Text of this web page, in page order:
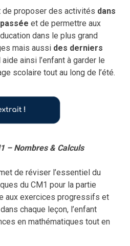
de proposer des activités dans
et de permettre aux
dans le plus grand
mais aussi des derniers
aide ainsi l’enfant à garder le
scolaire tout au long de l’été.
– Nombres & Calculs
de réviser l’essentiel du
du CM1 pour la partie
aux exercices progressifs et
chaque leçon, l’enfant
en mathématiques tout en